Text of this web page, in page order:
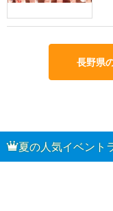
長野県
夏の人気イベント